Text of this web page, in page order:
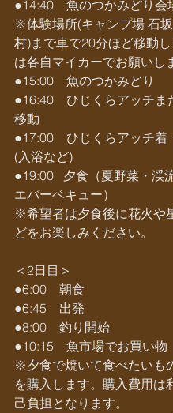
●14:40　魚のつかみどり会
※体験場所(キャンプ場 石
村)まで車で20分ほど移動
は各自マイカーでお願いし
●15:00　魚のつかみどり
●16:40　ひじくらアッチま
移動
●17:00　ひじくらアッチ着
(入浴など)
●19:00   夕食（夏野菜・渓
エバーベキュー）
※希望者は夕食後に花火や
どをお楽しみください。
＜2日目＞
●6:00　朝食
●6:45　出発
●8:00　釣り開始
●10:15　魚市場でお買い物
※夕食で焼いて食べたいも
を購入します。購入費用は
己負担となります。